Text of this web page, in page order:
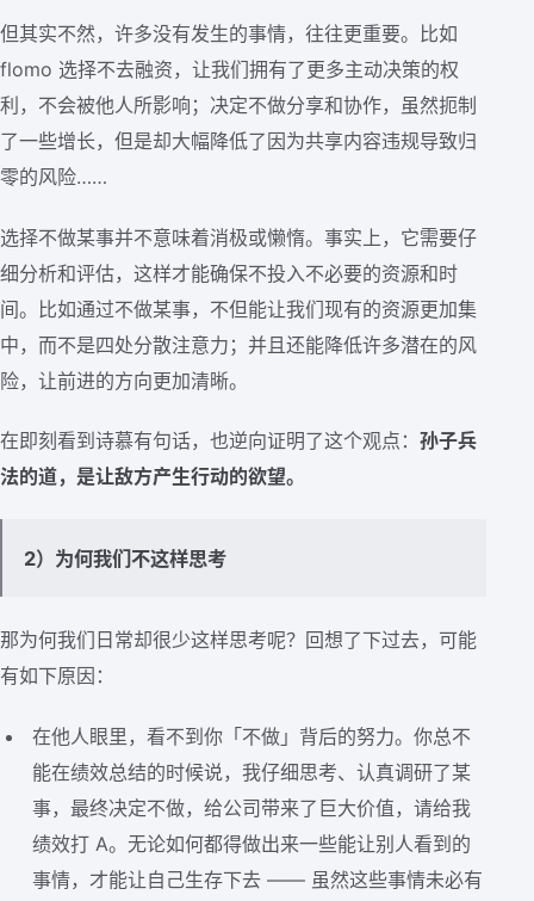
但其实不然，许多没有发生的事情，往往更重要。比如
flomo 选择不去融资，让我们拥有了更多主动决策的权
利，不会被他人所影响；决定不做分享和协作，虽然扼制
了一些增长，但是却大幅降低了因为共享内容违规导致归
零的风险……
选择不做某事并不意味着消极或懒惰。事实上，它需要仔
细分析和评估，这样才能确保不投入不必要的资源和时
间。比如通过不做某事，不但能让我们现有的资源更加集
中，而不是四处分散注意力；并且还能降低许多潜在的风
险，让前进的方向更加清晰。
在即刻看到诗慕有句话，也逆向证明了这个观点： 孙子兵
法的道，是让敌方产生行动的欲望。
2）为何我们不这样思考
那为何我们日常却很少这样思考呢？回想了下过去，可能
有如下原因：
在他人眼里，看不到你「不做」背后的努力。你总不
能在绩效总结的时候说，我仔细思考、认真调研了某
事，最终决定不做，给公司带来了巨大价值，请给我
绩效打 A。无论如何都得做出来一些能让别人看到的
事情，才能让自己生存下去 —— 虽然这些事情未必有